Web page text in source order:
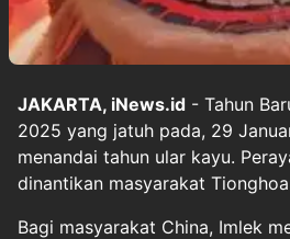
JAKARTA, iNews.id - Tahun
2025 yang jatuh pada, 29
menandai tahun ular kayu.
dinantikan masyarakat
Bagi masyarakat China, Imlek